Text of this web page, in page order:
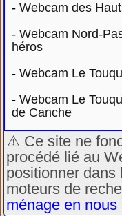
-Webcam des
-Webcam Nord-
héros
-Webcam Le
-Webcam Le
de Canche
⚠️ Ce site ne
procédé lié au
positionner dans
moteurs de
ménage en